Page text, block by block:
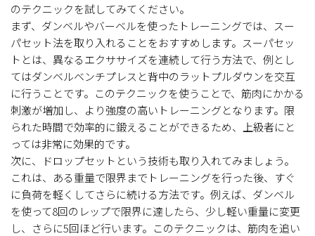
のテクニックを試してみてください。
まず、ダンベルやバーベルを使ったトレーニングでは、スー
パセット法を取り入れることをおすすめします。スーパセッ
トとは、異なるエクササイズを連続して行う方法で、例とし
てはダンベルベンチプレスと背中のラットプルダウンを交互
に行うことです。このテクニックを使うことで、筋肉にかかる
刺激が増加し、より強度の高いトレーニングとなります。限
られた時間で効率的に鍛えることができるため、上級者にと
っては非常に効果的です。
次に、ドロップセットという技術も取り入れてみましょう。
これは、ある重量で限界までトレーニングを行った後、すぐ
に負荷を軽くしてさらに続ける方法です。例えば、ダンベル
を使って8回のレップで限界に達したら、少し軽い重量に変更
し、さらに5回ほど行います。このテクニックは、筋肉を追い